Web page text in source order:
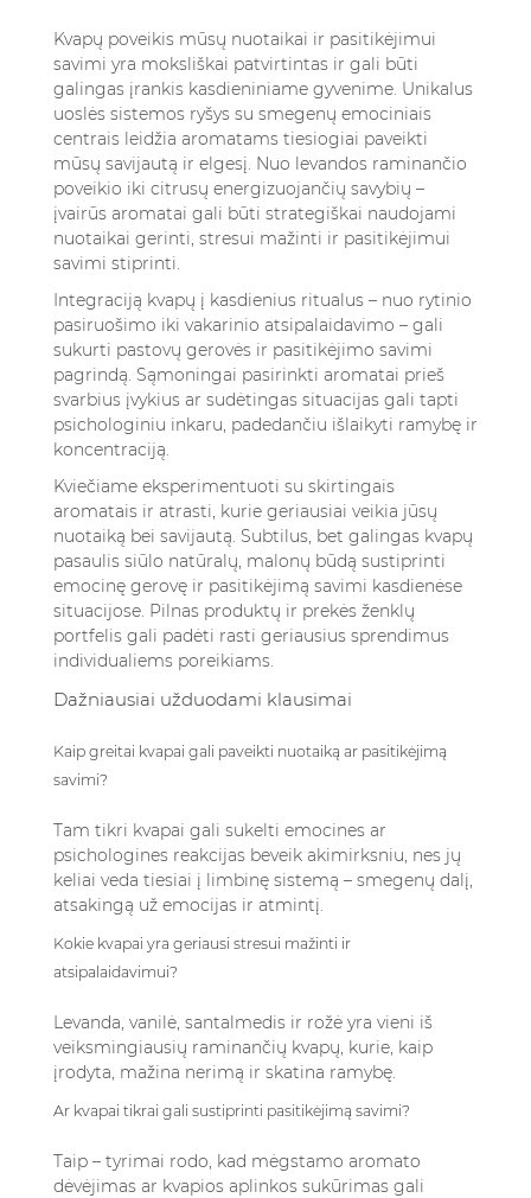
Kvapų poveikis mūsų nuotaikai ir pasitikėjimui
savimi yra moksliškai patvirtintas ir gali būti
galingas įrankis kasdieniniame gyvenime. Unikalus
uoslės sistemos ryšys su smegenų emociniais
centrais leidžia aromatams tiesiogiai paveikti
mūsų savijautą ir elgesį. Nuo levandos raminančio
poveikio iki citrusų energizuojančių savybių –
įvairūs aromatai gali būti strategiškai naudojami
nuotaikai gerinti, stresui mažinti ir pasitikėjimui
savimi stiprinti.
Integraciją kvapų į kasdienius ritualus – nuo rytinio
pasiruošimo iki vakarinio atsipalaidavimo – gali
sukurti pastovų gerovės ir pasitikėjimo savimi
pagrindą. Sąmoningai pasirinkti aromatai prieš
svarbius įvykius ar sudėtingas situacijas gali tapti
psichologiniu inkaru, padedančiu išlaikyti ramybę ir
koncentraciją.
Kviečiame eksperimentuoti su skirtingais
aromatais ir atrasti, kurie geriausiai veikia jūsų
nuotaiką bei savijautą. Subtilus, bet galingas kvapų
pasaulis siūlo natūralų, malonų būdą sustiprinti
emocinę gerovę ir pasitikėjimą savimi kasdienėse
situacijose. Pilnas produktų ir prekės ženklų
portfelis gali padėti rasti geriausius sprendimus
individualiems poreikiams.
Dažniausiai užduodami klausimai
Kaip greitai kvapai gali paveikti nuotaiką ar pasitikėjimą
savimi?
Tam tikri kvapai gali sukelti emocines ar
psichologines reakcijas beveik akimirksniu, nes jų
keliai veda tiesiai į limbinę sistemą – smegenų dalį,
atsakingą už emocijas ir atmintį.
Kokie kvapai yra geriausi stresui mažinti ir
atsipalaidavimui?
Levanda, vanilė, santalmedis ir rožė yra vieni iš
veiksmingiausių raminančių kvapų, kurie, kaip
įrodyta, mažina nerimą ir skatina ramybę.
Ar kvapai tikrai gali sustiprinti pasitikėjimą savimi?
Taip – tyrimai rodo, kad mėgstamo aromato
dėvėjimas ar kvapios aplinkos sukūrimas gali